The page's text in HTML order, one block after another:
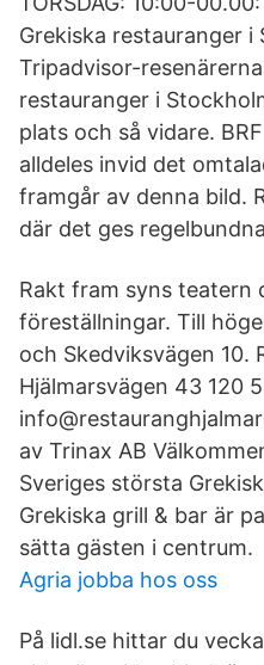
Grekiska restauranger i
Tripadvisor-
restauranger i
plats och så vidare.
alldeles invid det
framgår av denna bild.
där det ges
Rakt fram syns teatern
föreställningar. Till
och Skedviksvägen 10.
Hjälmarsvägen 43 120
av Trinax AB
Sveriges största
Grekiska grill & bar är
sätta gästen i centrum.
Agria jobba hos oss
På lidl.se hittar du